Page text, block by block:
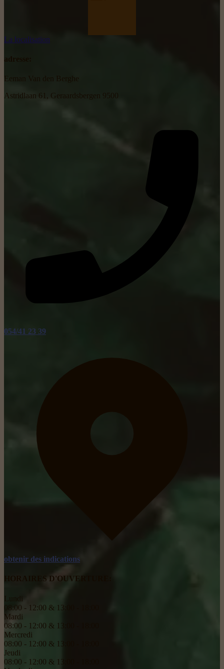
La localisation
Astridlaan 61, Geraardsbergen 9500
054/41 23 39
obtenir des indications
HORAIRES D'OUVERTURE:
08:00 - 12:00 & 13:00 - 18:00
Mardi
08:00 - 12:00 & 13:00 - 18:00
Mercredi
08:00 - 12:00 & 13:00 - 18:00
Jeudi
08:00 - 12:00 & 13:00 - 18:00